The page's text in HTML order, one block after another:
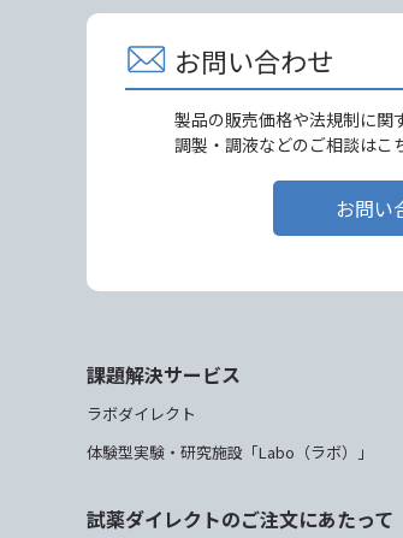
お問い合わせ
製品の販売価格や法規制に関
調製・調液などのご相談はこ
お問い
課題解決サービス
ラボダイレクト
体験型実験・研究施設「Labo（ラボ）」
試薬ダイレクトのご注文にあたって